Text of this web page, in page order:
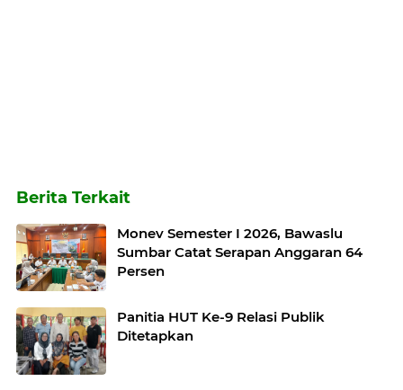
Berita Terkait
Monev Semester I 2026, Bawaslu
Sumbar Catat Serapan Anggaran 64
Persen
Panitia HUT Ke-9 Relasi Publik
Ditetapkan